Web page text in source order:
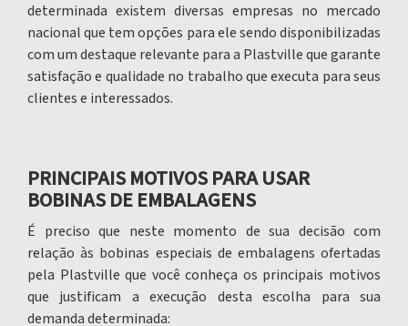
determinada existem diversas empresas no mercado
nacional que tem opções para ele sendo disponibilizadas
com um destaque relevante para a Plastville que garante
satisfação e qualidade no trabalho que executa para seus
clientes e interessados.
PRINCIPAIS MOTIVOS PARA USAR
BOBINAS DE EMBALAGENS
É preciso que neste momento de sua decisão com
relação às bobinas especiais de embalagens ofertadas
pela Plastville que você conheça os principais motivos
que justificam a execução desta escolha para sua
demanda determinada: